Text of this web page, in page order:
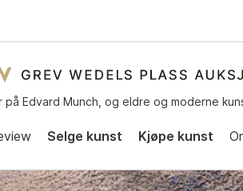
på Edvard Munch, og eldre og moderne
Selge kunst Kjøpe kunst